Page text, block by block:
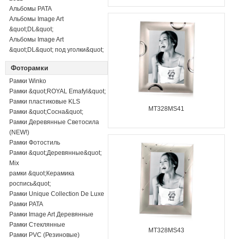
Альбомы PATA
Альбомы Image Art
&quot;DL&quot;
Альбомы Image Art
&quot;DL&quot; под уголки&quot;
Фоторамки
Рамки Winko
Рамки &quot;ROYAL Emafyl&quot;
Рамки пластиковые KLS
Рамки &quot;Сосна&quot;
Рамки Деревянные Светосила
(NEW!)
Рамки Фотостиль
Рамки &quot;Деревянные&quot;
Mix
рамки &quot;Керамика
роспись&quot;
Рамки Unique Collection De Luxe
Рамки PATA
Рамки Image Art Деревянные
Рамки Стеклянные
Рамки PVC (Резиновые)
MT328MS41
MT328MS43